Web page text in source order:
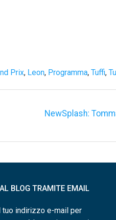
Prix, Leon, Programma, Tuffi,
Articolo
NewSplash:
BLOG TRAMITE EMAIL
tuo indirizzo e-mail per